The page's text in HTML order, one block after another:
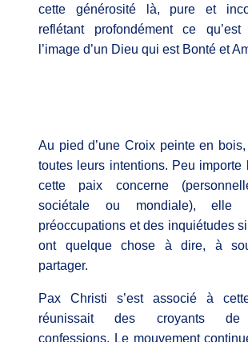
cette générosité là, pure et
reflétant profondément ce qu’est
l’image d’un Dieu qui est Bonté et
Au pied d’une Croix peinte en
toutes leurs intentions. Peu importe
cette paix concerne
sociétale ou mondiale), elle
préoccupations et des inquiétudes
ont quelque chose à dire, à
partager.
Pax Christi s’est associé à
réunissait des croyants de
confessions. Le mouvement